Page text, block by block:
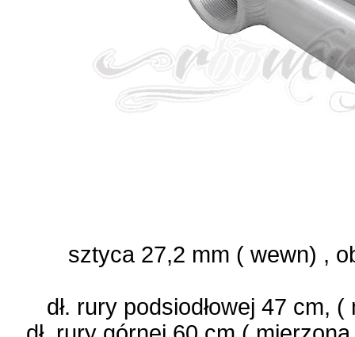
sztyca 27,2 mm ( wewn) ,
dł. rury podsiodłowej 47 cm,